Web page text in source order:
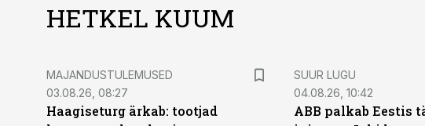
HETKEL KUUM
MAJANDUSTULEMUSED
03.08.26, 08:27
Haagiseturg ärkab: tootjad
SUUR LUGU
04.08.26, 10:42
ABB palkab Eestis